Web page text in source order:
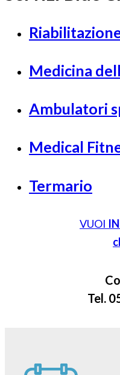
Medicina
Ambulatori
Medical
Termario
VUOI
Tel.